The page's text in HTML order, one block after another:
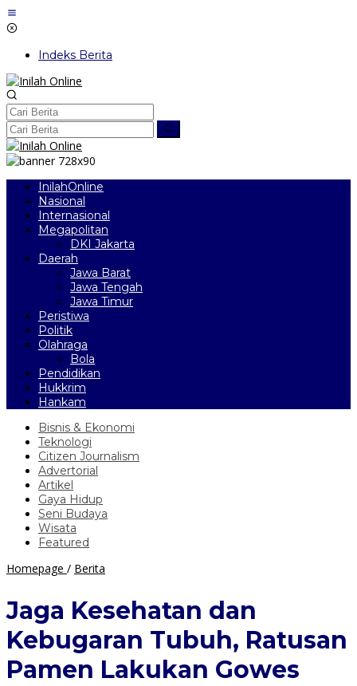
Lewati
ke
Indeks Berita
InilahOnline
Nasional
Internasional
Megapolitan
DKI Jakarta
Daerah
Jawa Barat
Jawa Tengah
Jawa Timur
Peristiwa
Politik
Olahraga
Bola
Pendidikan
Hukkrim
Hankam
Bisnis & Ekonomi
Teknologi
Citizen Journalism
Advertorial
Artikel
Gaya Hidup
Seni Budaya
Wisata
Featured
Homepage / Berita
Kebugaran
Ratusan
Pamen
Lakukan
Jaga Kesehatan dan
Kebugaran Tubuh, Ratusan
Pamen Lakukan Gowes